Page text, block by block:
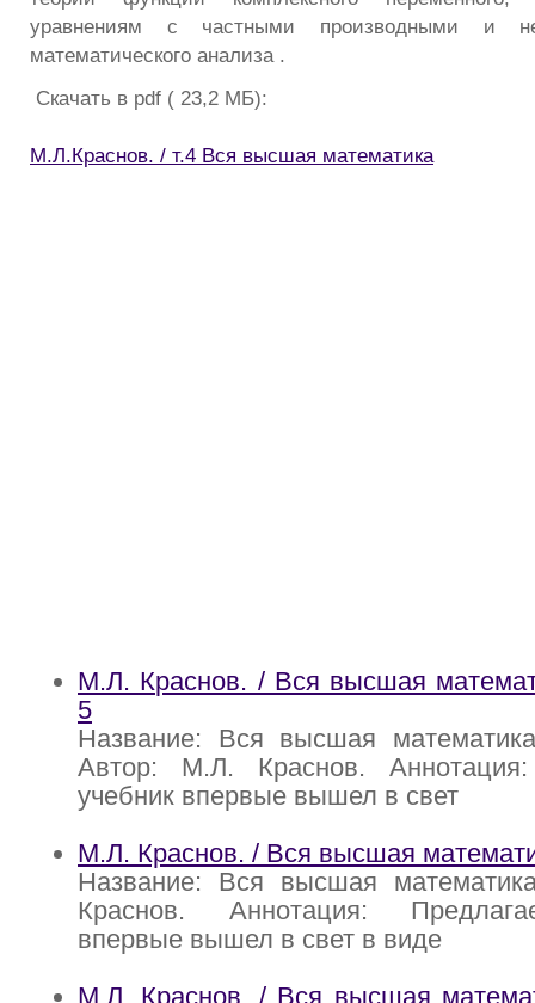
уравнениям с частными производными и
математического анализа .
Скачать в pdf ( 23,2 МБ):
М.Л.Краснов. / т.4 Вся высшая математика
М.Л. Краснов. / Вся высшая
5
Название: Вся высшая
Автор: М.Л. Краснов.
учебник впервые вышел в свет
М.Л. Краснов. / Вся высшая
Название: Вся высшая
Краснов. Аннотация:
впервые вышел в свет в виде
М.Л. Краснов. / Вся высшая